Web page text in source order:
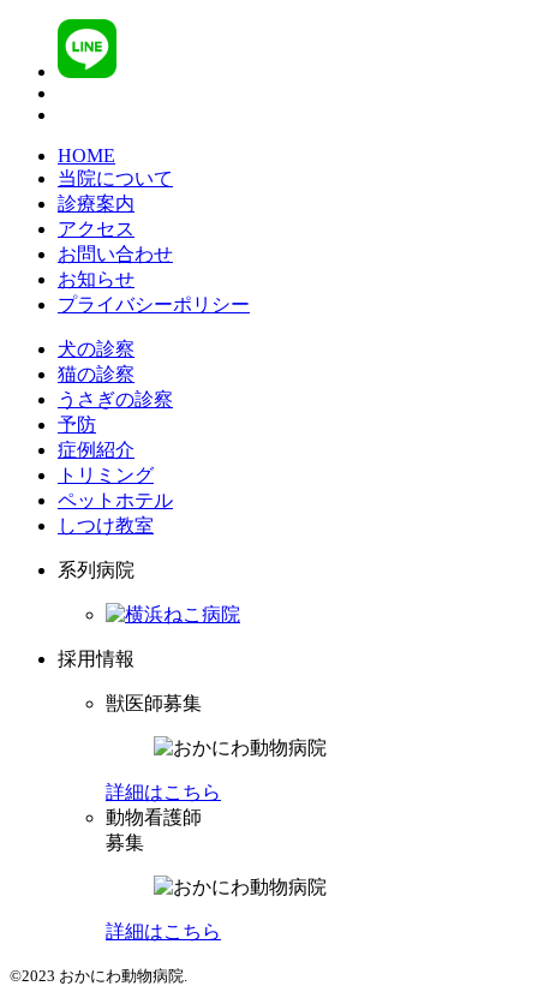
HOME
当院について
診療案内
アクセス
お問い合わせ
お知らせ
プライバシーポリシー
犬の診察
猫の診察
うさぎの診察
予防
症例紹介
トリミング
ペットホテル
しつけ教室
系列病院
採用情報
獣医師募集
詳細はこちら
動物看護師
募集
詳細はこちら
©2023 おかにわ動物病院.